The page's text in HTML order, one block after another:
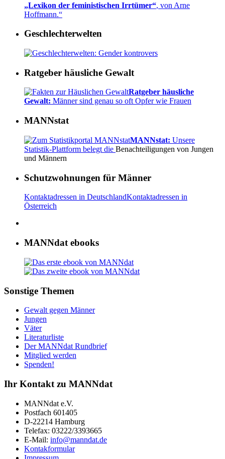
„Lexikon der feministischen Irrtümer“, von Arne
Hoffmann.“
Geschlechterwelten
Ratgeber häusliche Gewalt
Ratgeber häusliche
Gewalt: Männer sind genau so oft Opfer wie Frauen
MANNstat
MANNstat: Unsere
Statistik-Plattform belegt die Benachteiligungen von Jungen
und Männern
Schutzwohnungen für Männer
Kontaktadressen in DeutschlandKontaktadressen in
Österreich
MANNdat ebooks
Sonstige Themen
Gewalt gegen Männer
Jungen
Väter
Literaturliste
Der MANNdat Rundbrief
Mitglied werden
Spenden!
Ihr Kontakt zu MANNdat
MANNdat e.V.
Postfach 601405
D-22214 Hamburg
Telefax: 03222/3393665
E-Mail: info@manndat.de
Kontakformular